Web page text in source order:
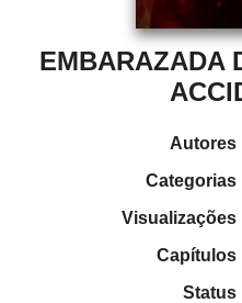
EMBARAZADA
Autores
Categorias
Visualizações
Capítulos
Status